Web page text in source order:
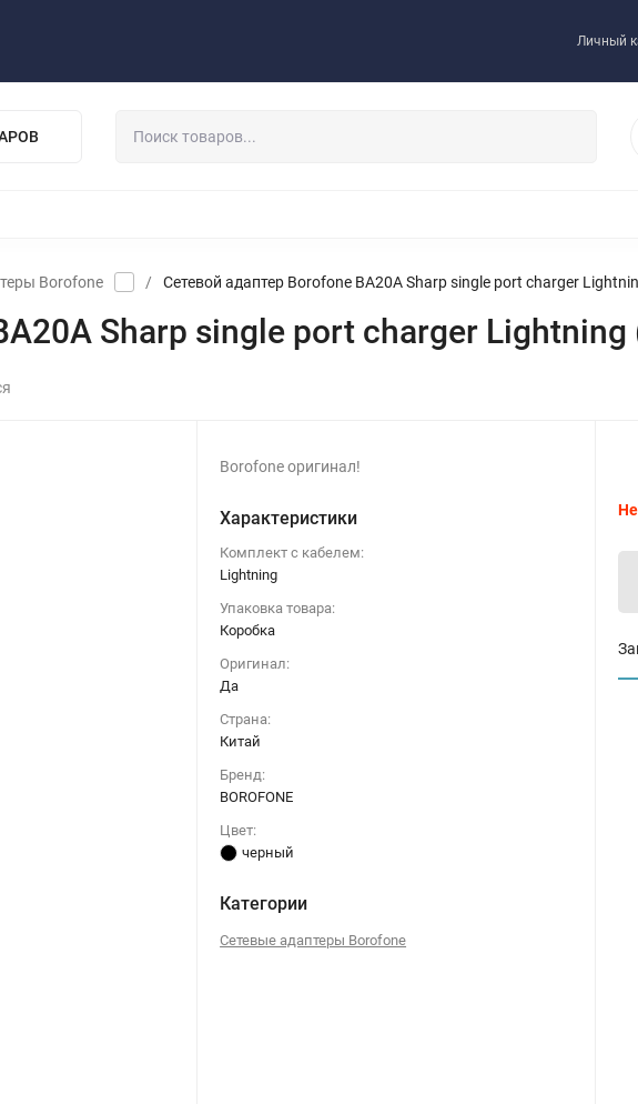
Личный
Borofone / Сетевой адаптер Borofone BA20A Sharp single port charger
Sharp single port charger
Borofone оригинал!
Характеристики
Комплект с кабелем:
Lightning
Упаковка товара:
Коробка
Оригинал:
Да
Страна:
Китай
Бренд:
BOROFONE
Цвет:
черный
Категории
Сетевые адаптеры Borofone